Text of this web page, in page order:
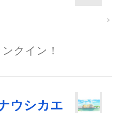
クイン！
ウシカエ